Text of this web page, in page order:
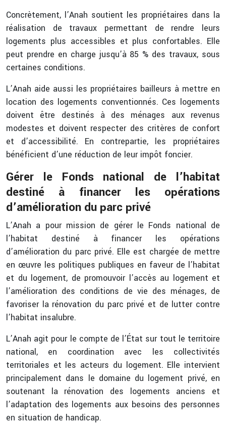
Concrètement, l’Anah soutient les propriétaires dans la
réalisation de travaux permettant de rendre leurs
logements plus accessibles et plus confortables. Elle
peut prendre en charge jusqu’à 85 % des travaux, sous
certaines conditions.
L’Anah aide aussi les propriétaires bailleurs à mettre en
location des logements conventionnés. Ces logements
doivent être destinés à des ménages aux revenus
modestes et doivent respecter des critères de confort
et d’accessibilité. En contrepartie, les propriétaires
bénéficient d’une réduction de leur impôt foncier.
Gérer le Fonds national de l’habitat
destiné à financer les opérations
d’amélioration du parc privé
L’Anah a pour mission de gérer le Fonds national de
l’habitat destiné à financer les opérations
d’amélioration du parc privé. Elle est chargée de mettre
en œuvre les politiques publiques en faveur de l’habitat
et du logement, de promouvoir l’accès au logement et
l’amélioration des conditions de vie des ménages, de
favoriser la rénovation du parc privé et de lutter contre
l’habitat insalubre.
L’Anah agit pour le compte de l’État sur tout le territoire
national, en coordination avec les collectivités
territoriales et les acteurs du logement. Elle intervient
principalement dans le domaine du logement privé, en
soutenant la rénovation des logements anciens et
l’adaptation des logements aux besoins des personnes
en situation de handicap.